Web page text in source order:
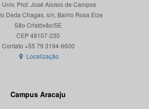
Prof. José Aloísio de Campos
Deda Chagas, s/n, Bairro Rosa Elze
São Cristóvão/SE
CEP 49107-230
Localização
Campus Aracaju